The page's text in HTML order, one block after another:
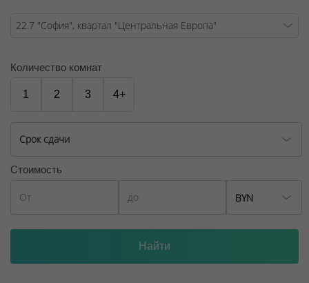
04.09.2025
Количество комнат
1 2 3 4+
Срок сдачи
Стоимость
BYN